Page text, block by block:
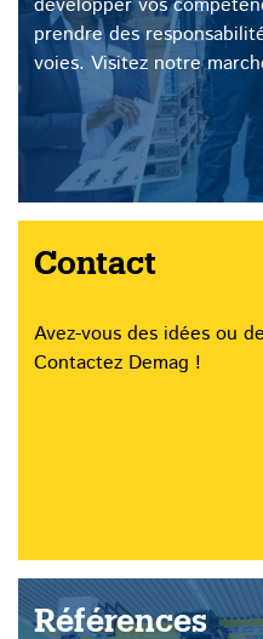
prendre des
voies. Visitez notre
Contact
Avez-vous des idées ou
Contactez Demag !
Références